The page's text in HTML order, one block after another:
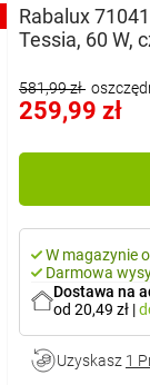
Rabalux
Tessia, 60 W,
581,99 zł
259,99 zł
W magazynie
Darmowa
Dostawa na
od 20,49 zł |
Uzyskasz 1